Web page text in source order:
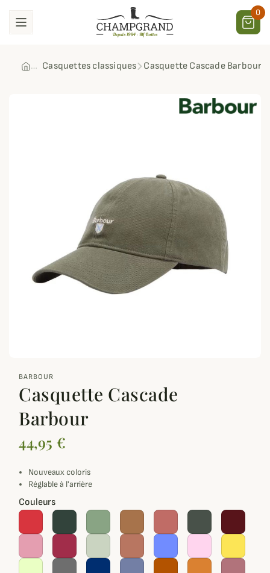
0
Casquettes classiques Casquette Cascade Barbour
BARBOUR
Casquette Cascade
Barbour
44,95 €
Nouveaux coloris
Réglable à l'arrière
Couleurs